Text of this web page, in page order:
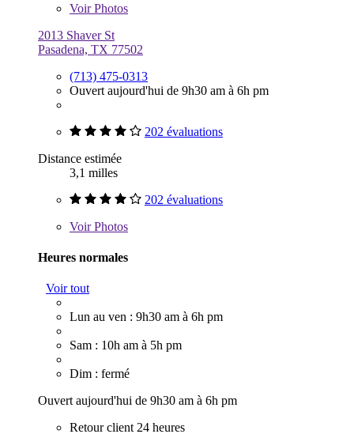
VoirPhotos
2013 Shaver St
Pasadena, TX 77502
(713) 475-0313
Ouvert aujourd'hui de 9h30 am à 6h pm
202 évaluations
Distance estimée
3,1 milles
202 évaluations
VoirPhotos
Heures normales
Voir tout
Lun au ven : 9h30 am à 6h pm
Sam : 10h am à 5h pm
Dim : fermé
Ouvert aujourd'hui de 9h30 am à 6h pm
Retour client 24 heures